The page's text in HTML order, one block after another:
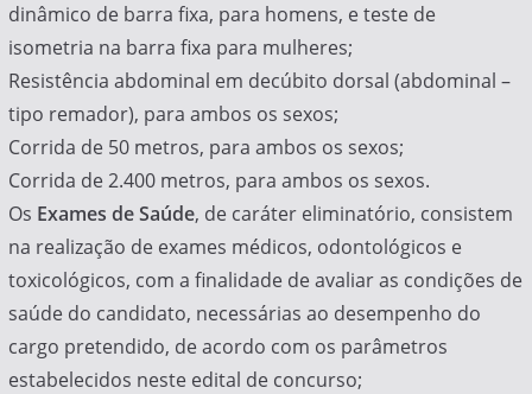
dinâmico de barra fixa, para homens, e teste de
isometria na barra fixa para mulheres;
Resistência abdominal em decúbito dorsal (abdominal –
tipo remador), para ambos os sexos;
Corrida de 50 metros, para ambos os sexos;
Corrida de 2.400 metros, para ambos os sexos.
Os Exames de Saúde, de caráter eliminatório, consistem
na realização de exames médicos, odontológicos e
toxicológicos, com a finalidade de avaliar as condições de
saúde do candidato, necessárias ao desempenho do
cargo pretendido, de acordo com os parâmetros
estabelecidos neste edital de concurso;